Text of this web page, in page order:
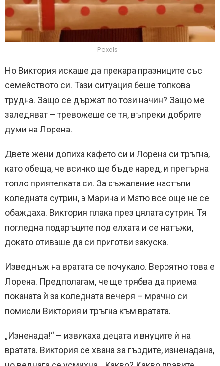
Pexels
Но Виктория искаше да прекара празниците със
семейството си. Тази ситуация беше толкова
трудна. Защо се държат по този начин? Защо ме
заледяват – тревожеше се тя, въпреки добрите
думи на Лорена.
Двете жени допиха кафето си и Лорена си тръгна,
като обеща, че всичко ще бъде наред, и прегърна
топло приятелката си. За съжаление настъпи
коледната сутрин, а Марина и Матю все още не се
обаждаха. Виктория плака през цялата сутрин. Тя
погледна подаръците под елхата и се натъжи,
докато отиваше да си приготви закуска.
Изведнъж на вратата се почукало. Вероятно това е
Лорена. Предполагам, че ще трябва да приема
поканата ѝ за коледната вечеря – мрачно си
помисли Виктория и тръгна към вратата.
„Изненада!“ – извикаха децата и внуците ѝ на
вратата. Виктория се хвана за гърдите, изненадана,